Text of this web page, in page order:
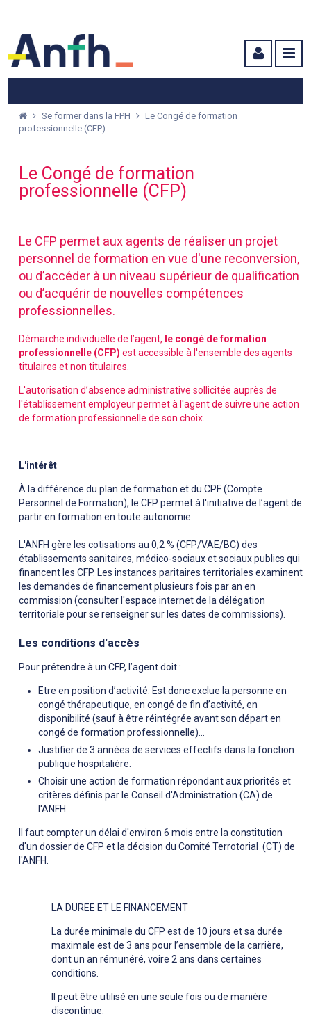
Se former dans la FPH
Le Congé de formation
professionnelle (CFP)
Le Congé de formation
professionnelle (CFP)
Le CFP permet aux agents de réaliser un projet
personnel de formation en vue d'une reconversion,
ou d’accéder à un niveau supérieur de qualification
ou d’acquérir de nouvelles compétences
professionnelles.
Démarche individuelle de l’agent, le congé de formation
professionnelle (CFP) est accessible à l'ensemble des agents
titulaires et non titulaires.
L'autorisation d’absence administrative sollicitée auprès de
l'établissement employeur permet à l'agent de suivre une action
de formation professionnelle de son choix.
L'intérêt
À la différence du plan de formation et du CPF (Compte
Personnel de Formation), le CFP permet à l'initiative de l’agent de
partir en formation en toute autonomie.
L'ANFH gère les cotisations au 0,2 % (CFP/VAE/BC) des
établissements sanitaires, médico-sociaux et sociaux publics qui
financent les CFP. Les instances paritaires territoriales examinent
les demandes de financement plusieurs fois par an en
commission (consulter l'espace internet de la délégation
territoriale pour se renseigner sur les dates de commissions).
Les conditions d'accès
Pour prétendre à un CFP, l’agent doit :
Etre en position d’activité. Est donc exclue la personne en
congé thérapeutique, en congé de fin d’activité, en
disponibilité (sauf à être réintégrée avant son départ en
congé de formation professionnelle)…
Justifier de 3 années de services effectifs dans la fonction
publique hospitalière.
Choisir une action de formation répondant aux priorités et
critères définis par le Conseil d'Administration (CA) de
l'ANFH.
Il faut compter un délai d'environ 6 mois entre la constitution
d'un dossier de CFP et la décision du Comité Terrotorial (CT) de
l'ANFH.
LA DUREE ET LE FINANCEMENT
La durée minimale du CFP est de 10 jours et sa durée
maximale est de 3 ans pour l’ensemble de la carrière,
dont un an rémunéré, voire 2 ans dans certaines
conditions.
Il peut être utilisé en une seule fois ou de manière
discontinue.